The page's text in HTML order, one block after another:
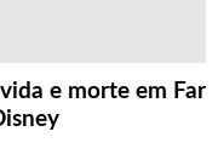
e morte em Far